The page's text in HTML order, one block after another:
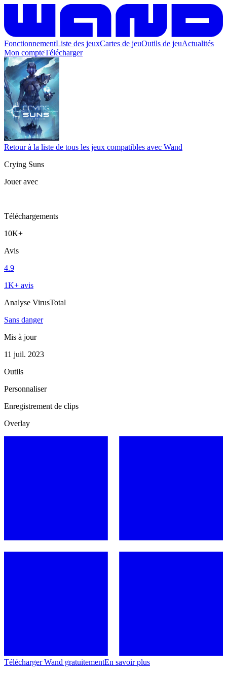
FonctionnementListe des jeuxCartes de jeuOutils de jeuActualités
Mon compteTélécharger
Retour à la liste de tous les jeux compatibles avec Wand
Crying Suns
Jouer avec
Téléchargements
10K+
Avis
4.9
1K+ avis
Analyse VirusTotal
Sans danger
Mis à jour
11 juil. 2023
Outils
Personnaliser
Enregistrement de clips
Overlay
Télécharger Wand gratuitementEn savoir plus